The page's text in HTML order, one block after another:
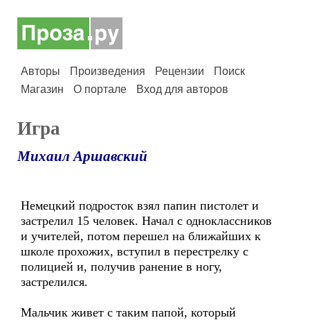
Авторы Произведения Рецензии
Поиск
Магазин
О портале Вход для авторов
Игра
Михаил Аршавский
Немецкий подросток взял папин пистолет и
застрелил 15 человек. Начал с одноклассников
и учителей, потом перешел на ближайших к
школе прохожих, вступил в перестрелку с
полицией и, получив ранение в ногу,
застрелился.
Мальчик живет с таким папой, который